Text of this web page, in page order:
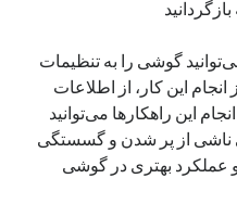
گوشی را به تنظیمات
انجام این کار، از اطلاعات
این راهکارها می‌توانید
ناشی از پر شدن و گسستگی
عملکرد بهتری در گوشی